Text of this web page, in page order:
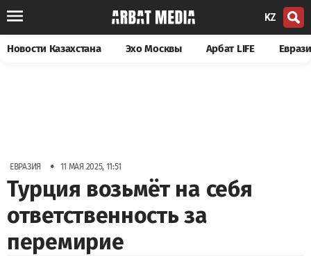
KZ
Новости Казахстана Эхо Москвы Арбат LIFE
ЕВРАЗИЯ • 11 МАЯ 2025, 11:51
Турция возьмёт на себя
ответственность за
перемирие